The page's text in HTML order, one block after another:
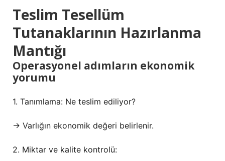
Teslim Tesellüm
Tutanaklarının Hazırlanma
Mantığı
Operasyonel adımların ekonomik
yorumu
1. Tanımlama: Ne teslim ediliyor?
→ Varlığın ekonomik değeri belirlenir.
2. Miktar ve kalite kontrolü: